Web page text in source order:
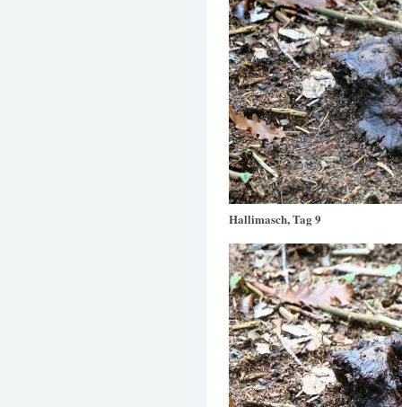
Hallimasch, Tag 9